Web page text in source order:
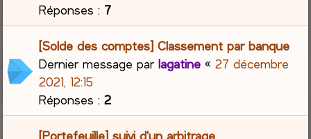
Réponses : 7
[Solde des comptes] Classement par banque
Dernier message parlagatine «27 décembre
2021, 12:15
Réponses :2
[Portefeuille] suivi d'un arbitrage